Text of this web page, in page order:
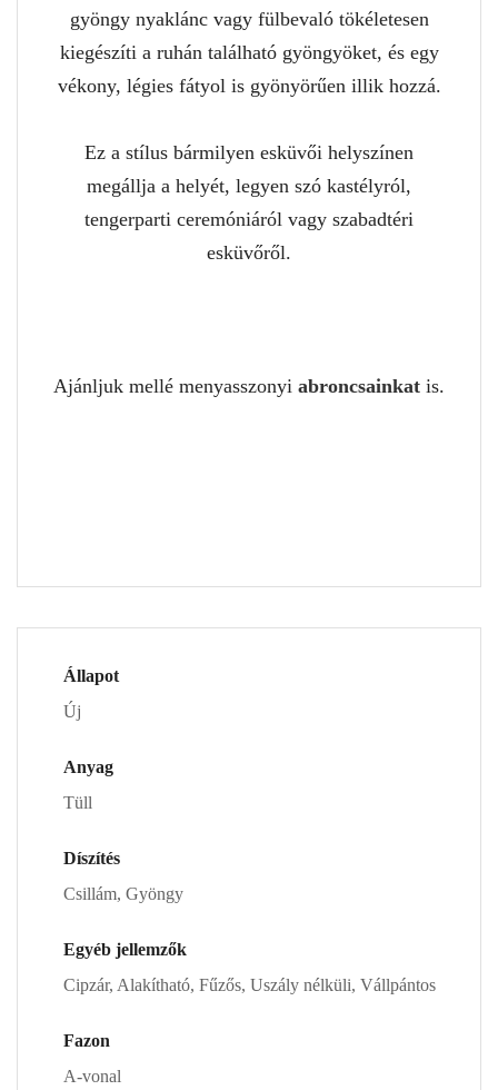
gyöngy nyaklánc vagy fülbevaló tökéletesen
kiegészíti a ruhán található gyöngyöket, és egy
vékony, légies fátyol is gyönyörűen illik hozzá.
Ez a stílus bármilyen esküvői helyszínen
megállja a helyét, legyen szó kastélyról,
tengerparti ceremóniáról vagy szabadtéri
esküvőről.
Ajánljuk mellé menyasszonyi abroncsainkat is.
Állapot
Új
Anyag
Tüll
Díszítés
Csillám, Gyöngy
Egyéb jellemzők
Cipzár, Alakítható, Fűzős, Uszály nélküli, Vállpántos
Fazon
A-vonal